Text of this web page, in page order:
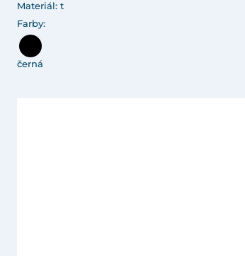
Materiál: t
Farby:
černá